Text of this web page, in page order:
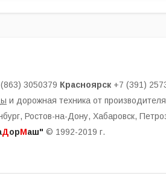
3050379 Красноярск +7 (391)
и дорожная техника от производителя
Ростов-на-Дону, Хабаровск,
ДорМаш" © 1992-2019 г.